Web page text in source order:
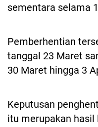
sementara selama
Pemberhentian
tanggal 23 Maret
30 Maret hingga 3
Keputusan
itu merupakan